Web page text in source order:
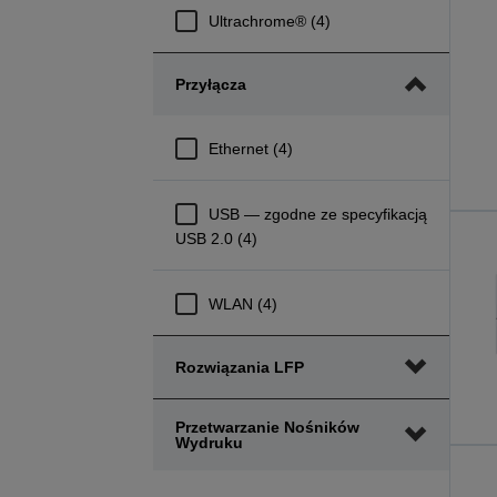
Ultrachrome® (4)
Przyłącza
Ethernet (4)
USB — zgodne ze specyfikacją
USB 2.0 (4)
WLAN (4)
Rozwiązania LFP
Przetwarzanie Nośników
Wydruku